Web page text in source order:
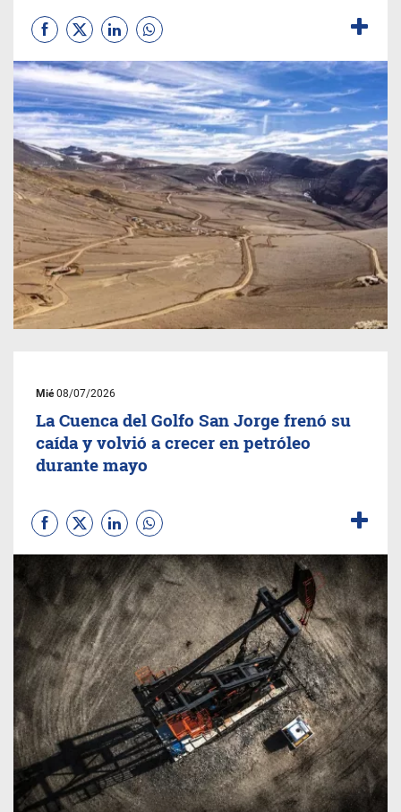
Mié08/07/2026
La Cuenca del Golfo San Jorge frenó su
caída y volvió a crecer en petróleo
durante mayo